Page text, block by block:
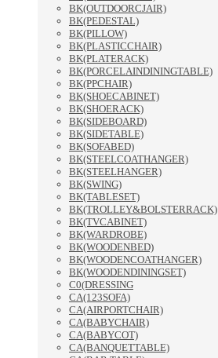
BK(OUTDOORCJAIR)
BK(PEDESTAL)
BK(PILLOW)
BK(PLASTICCHAIR)
BK(PLATERACK)
BK(PORCELAINDININGTABLE)
BK(PPCHAIR)
BK(SHOECABINET)
BK(SHOERACK)
BK(SIDEBOARD)
BK(SIDETABLE)
BK(SOFABED)
BK(STEELCOATHANGER)
BK(STEELHANGER)
BK(SWING)
BK(TABLESET)
BK(TROLLEY&BOLSTERRACK)
BK(TVCABINET)
BK(WARDROBE)
BK(WOODENBED)
BK(WOODENCOATHANGER)
BK(WOODENDININGSET)
C0(DRESSING
CA(123SOFA)
CA(AIRPORTCHAIR)
CA(BABYCHAIR)
CA(BABYCOT)
CA(BANQUETTABLE)